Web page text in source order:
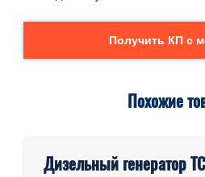
Получить КП с
Похожие
Дизельный генератор